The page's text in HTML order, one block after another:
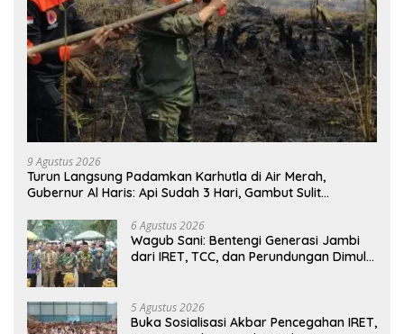
9 Agustus 2026
Turun Langsung Padamkan Karhutla di Air Merah,
Gubernur Al Haris: Api Sudah 3 Hari, Gambut Sulit
6 Agustus 2026
Wagub Sani: Bentengi Generasi Jambi
dari IRET, TCC, dan Perundungan Dimulai
5 Agustus 2026
Buka Sosialisasi Akbar Pencegahan IRET,